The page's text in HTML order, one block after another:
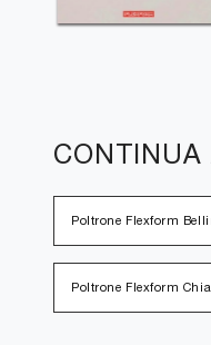
CONTINUA
Poltrone Flexform
Poltrone Flexform